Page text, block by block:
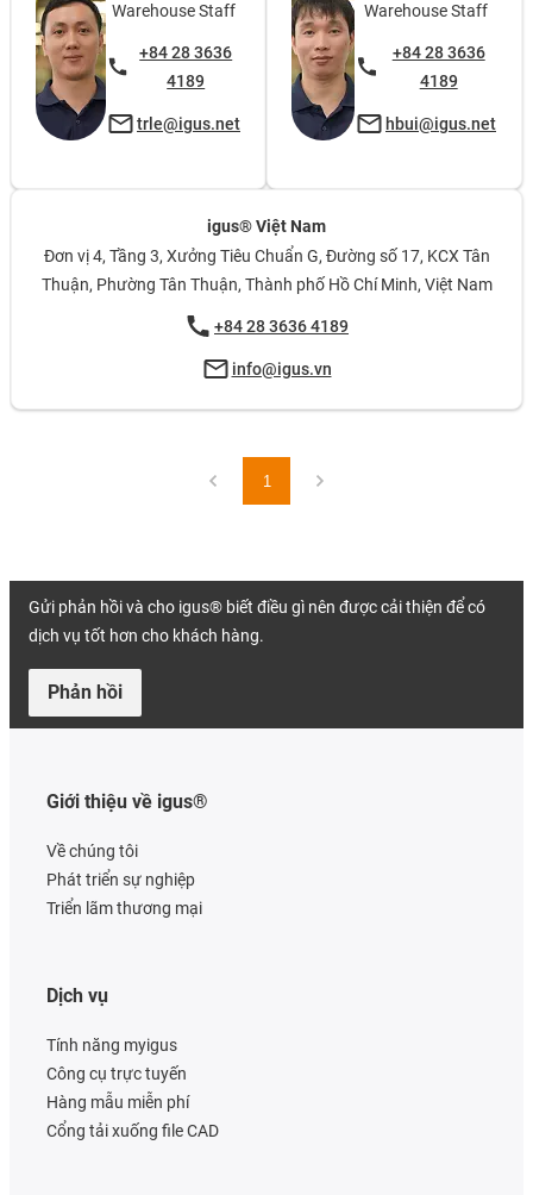
Warehouse Staff
+84 28 3636
4189
trle@igus.net
Warehouse Staff
+84 28 3636
4189
hbui@igus.net
igus® Việt Nam
Đơn vị 4, Tầng 3, Xưởng Tiêu Chuẩn G, Đường số 17, KCX Tân
Thuận, Phường Tân Thuận, Thành phố Hồ Chí Minh, Việt Nam
+84 28 3636 4189
info@igus.vn
1
Gửi phản hồi và cho igus® biết điều gì nên được cải thiện để có
dịch vụ tốt hơn cho khách hàng.
Phản hồi
Giới thiệu về igus®
Về chúng tôi
Phát triển sự nghiệp
Triển lãm thương mại
Dịch vụ
Tính năng myigus
Công cụ trực tuyến
Hàng mẫu miễn phí
Cổng tải xuống file CAD